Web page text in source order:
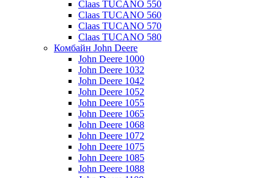
Claas TUCANO 550
Claas TUCANO 560
Claas TUCANO 570
Claas TUCANO 580
Комбайн John Deere
John Deere 1000
John Deere 1032
John Deere 1042
John Deere 1052
John Deere 1055
John Deere 1065
John Deere 1068
John Deere 1072
John Deere 1075
John Deere 1085
John Deere 1088